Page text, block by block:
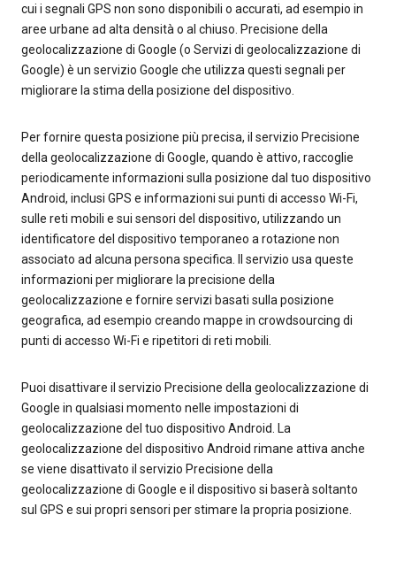
cui i segnali GPS non sono disponibili o accurati, ad esempio in
aree urbane ad alta densità o al chiuso. Precisione della
geolocalizzazione di Google (o Servizi di geolocalizzazione di
Google) è un servizio Google che utilizza questi segnali per
migliorare la stima della posizione del dispositivo.
Per fornire questa posizione più precisa, il servizio Precisione
della geolocalizzazione di Google, quando è attivo, raccoglie
periodicamente informazioni sulla posizione dal tuo dispositivo
Android, inclusi GPS e informazioni sui punti di accesso Wi-Fi,
sulle reti mobili e sui sensori del dispositivo, utilizzando un
identificatore del dispositivo temporaneo a rotazione non
associato ad alcuna persona specifica. Il servizio usa queste
informazioni per migliorare la precisione della
geolocalizzazione e fornire servizi basati sulla posizione
geografica, ad esempio creando mappe in crowdsourcing di
punti di accesso Wi-Fi e ripetitori di reti mobili.
Puoi disattivare il servizio Precisione della geolocalizzazione di
Google in qualsiasi momento nelle impostazioni di
geolocalizzazione del tuo dispositivo Android. La
geolocalizzazione del dispositivo Android rimane attiva anche
se viene disattivato il servizio Precisione della
geolocalizzazione di Google e il dispositivo si baserà soltanto
sul GPS e sui propri sensori per stimare la propria posizione.